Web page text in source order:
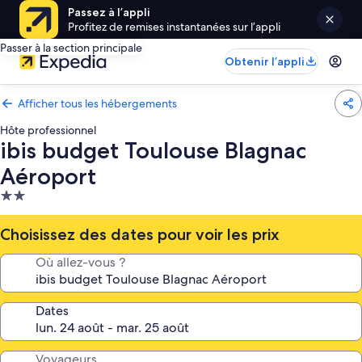
Passez à l’appli
Profitez de remises instantanées sur l’appli
Passer à la section principale
Obtenir l’appli
Afficher tous les hébergements
Hôte professionnel
ibis budget Toulouse Blagnac
Aéroport
Hébergement
2.0 étoiles
Choisissez des dates pour voir les prix
Où allez-vous ?
Dates